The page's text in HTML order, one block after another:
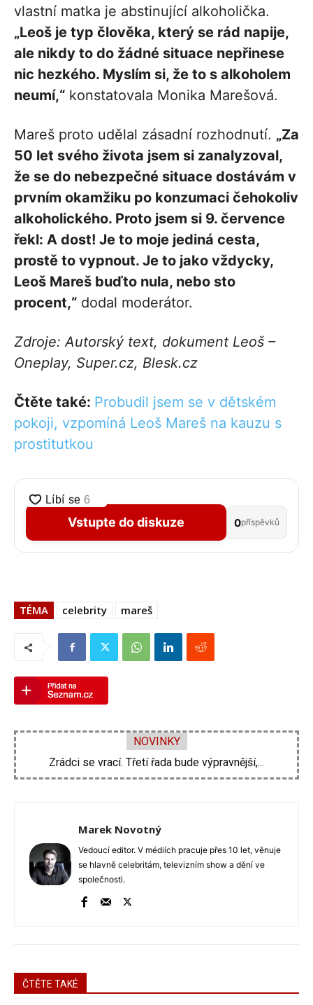
vlastní matka je abstinující alkoholička.
„Leoš je typ člověka, který se rád napije,
ale nikdy to do žádné situace nepřinese
nic hezkého. Myslím si, že to s alkoholem
neumí,“ konstatovala Monika Marešová.
Mareš proto udělal zásadní rozhodnutí. „Za
50 let svého života jsem si zanalyzoval,
že se do nebezpečné situace dostávám v
prvním okamžiku po konzumaci čehokoliv
alkoholického. Proto jsem si 9. července
řekl: A dost! Je to moje jediná cesta,
prostě to vypnout. Je to jako vždycky,
Leoš Mareš buďto nula, nebo sto
procent,“ dodal moderátor.
Zdroje: Autorský text, dokument Leoš –
Oneplay, Super.cz, Blesk.cz
Čtěte také: Probudil jsem se v dětském
pokoji, vzpomíná Leoš Mareš na kauzu s
prostitutkou
Vstupte do diskuze 0příspěvků
TÉMA celebrity mareš
NOVINKY
Zdeněk Pohlreich opět vtrhne do hospod. Nové...
Marek Novotný
Vedoucí editor. V médiích pracuje přes 10 let, věnuje
se hlavně celebritám, televizním show a dění ve
společnosti.
ČTĚTE TAKÉ